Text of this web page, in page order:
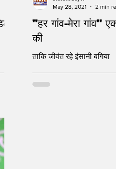
"हर गांव-मेरा गांव"
की
ताकि जीवंत रहे इंसानी बगिया
May 28, 2021
2 min